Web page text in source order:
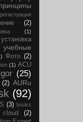
регистрация
(2)
(1)
установка
учебные
Фото (2)
(1) ACU
(25)
(2) AURu
(92)
(3) books
cloud (2)